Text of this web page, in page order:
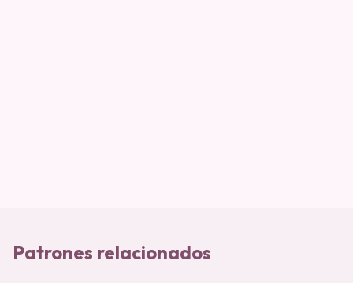
Patrones relacionados